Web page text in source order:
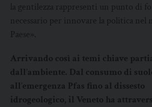
la gentilezza rappresenti un punto di
necessario per innovare la politica nel
Paese».
Arrivando così ai temi chiave
dall ambiente. Dal consumo di
all emergenza Pfas fino al dissesto
idrogeologico, il Veneto ha